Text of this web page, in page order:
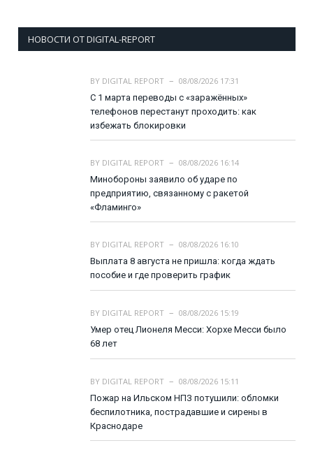
НОВОСТИ ОТ DIGITAL-REPORT
BY DIGITAL REPORT
08/08/2026 17:31
С 1 марта переводы с «заражённых»
телефонов перестанут проходить: как
избежать блокировки
BY DIGITAL REPORT
08/08/2026 16:14
Минобороны заявило об ударе по
предприятию, связанному с ракетой
«Фламинго»
BY DIGITAL REPORT
08/08/2026 16:10
Выплата 8 августа не пришла: когда ждать
пособие и где проверить график
BY DIGITAL REPORT
08/08/2026 15:19
Умер отец Лионеля Месси: Хорхе Месси было
68 лет
BY DIGITAL REPORT
08/08/2026 15:11
Пожар на Ильском НПЗ потушили: обломки
беспилотника, пострадавшие и сирены в
Краснодаре